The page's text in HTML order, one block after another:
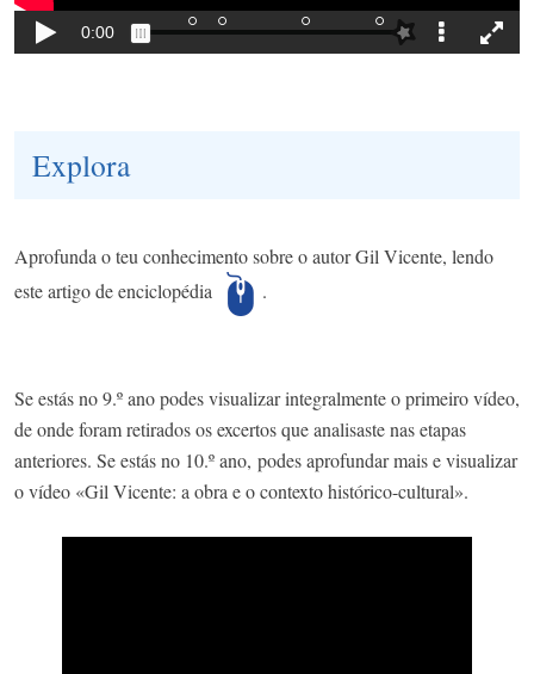
Explora
Aprofunda o teu conhecimento sobre o autor Gil Vicente, lendo
este artigo de enciclopédia
.
Se estás no 9.º ano podes visualizar integralmente o primeiro vídeo,
de onde foram retirados os excertos que analisaste nas etapas
anteriores. Se estás no 10.º ano, podes aprofundar mais e visualizar
o vídeo «Gil Vicente: a obra e o contexto histórico-cultural».